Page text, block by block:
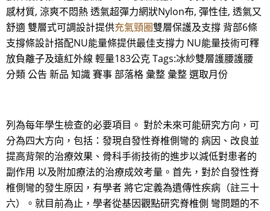
感材質, 涼爽不悶熱 透氣超彈力網狀Nylon布, 彈性佳, 透氣又
舒適 雙層式可調設計提供充氣頸圈雙層保護及支撐 背部6條
支撐條設計搭配NU能量條提供最佳支撐力 NU能量技術可釋
放負離子及遠紅外線 輕量183公克 Tags:冰紗雙層護腰護腰
分類 公告 新品 知識 賽事 部落格 彙整 彙整 選取月份
列為每年學生檢查的必要項目。 對於未來可能研究方向，可
分為四大方向，包括：發現自發性脊椎側彎的 病因、改良並
提高背架的治療效果、骨科手術技術的進步以減低對患者的
副作用 以及附加療法的治療成效考量。首先，對於自發性脊
椎側彎的發生原因，有學者 將它定義為遺傳性疾病（註三十
六）。就目前為止，學者從基因觀點研究脊椎側 彎問題的不